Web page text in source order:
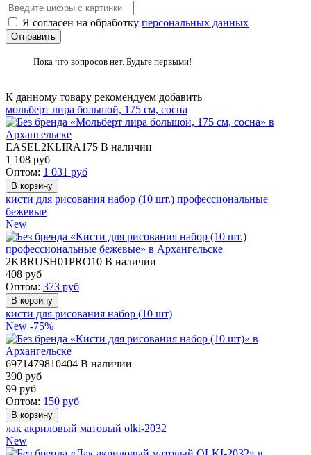
Я согласен на обработку персональных данных
Пока что вопросов нет. Будьте первыми!
К данному товару рекомендуем добавить
мольберт лира большой, 175 см, сосна
EASEL2KLIRA175 В наличии
1 108 руб
Оптом: 1 031 руб
кисти для рисования набор (10 шт.) профессиональные
бежевые
New
2KBRUSH01PRO10 В наличии
408 руб
Оптом: 373 руб
кисти для рисования набор (10 шт)
New -75%
6971479810404 В наличии
390 руб
99 руб
Оптом: 150 руб
лак акриловый матовый olki-2032
New